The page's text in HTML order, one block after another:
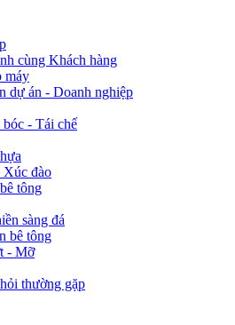
cùng Khách hàng
máy
dự án - Doanh nghiệp
- Tái chế
đào
tông
sàng đá
bê tông
- Mỡ
thường gặp